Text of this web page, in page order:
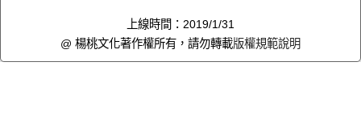
上線時間：2019/1/31
@ 楊桃文化著作權所有，請勿轉載版權規範說明